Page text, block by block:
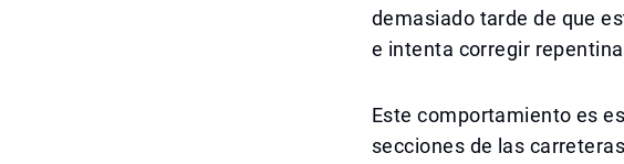
demasiado tarde de que
e intenta corregir
Este comportamiento es
secciones de las